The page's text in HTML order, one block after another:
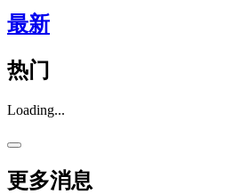
最新
热门
Loading...
更多消息